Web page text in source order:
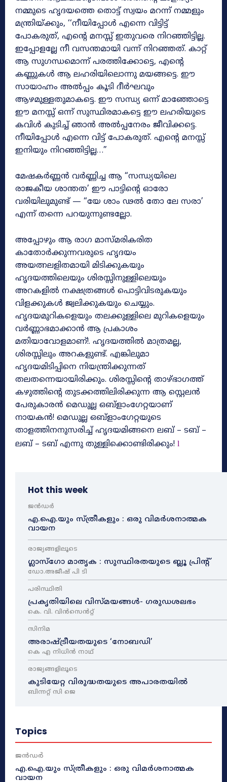
നമ്മുടെ ഹൃദയത്തെ തൊട്ട് സ്വയം മറന്ന് നമ്മളും
മന്ത്രിയ്ക്കും, ‘‘നീയിപ്പോൾ എന്നെ വിട്ടിട്ട്
പോകരുത്, എന്റെ മനസ്സ് ഇതുവരെ നിറഞ്ഞിട്ടില്ല.
ഇപ്പോളല്ലേ നീ വസന്തമായി വന്ന് നിറഞ്ഞത്. കാറ്റ്
ആ സുഗന്ധമൊന്ന് പരത്തിക്കോട്ടെ, എന്റെ
കണ്ണുകൾ ആ ലഹരിയിലൊന്നു മയങ്ങട്ടെ. ഈ
സായാഹ്നം അൽപ്പം കൂടി ദീർഘവും
ആഴമുള്ളതുമാകട്ടെ. ഈ സന്ധ്യ ഒന്ന് മാഞ്ഞോട്ടെ
ഈ മനസ്സ് ഒന്ന് സുസ്ഥിരമാകട്ടെ ഈ ലഹരിയുടെ
കവിൾ കുടിച്ച് ഞാൻ അൽപ്പനേരം ജീവിക്കട്ടെ.
നീയിപ്പോൾ എന്നെ വിട്ട് പോകരുത്. എന്റെ മനസ്സ്
ഇനിയും നിറഞ്ഞിട്ടില്ല…”
മേഷകർണ്ണൻ വർണ്ണിച്ച ആ “സന്ധ്യയിലെ
രാജകീയ ശാന്തത’ ഈ പാട്ടിന്റെ ഓരോ
വരിയിലുമുണ്ട് — “യേ ശാം ഢൽ തോ ലേ സരാ’
എന്ന് തന്നെ പറയുന്നുണ്ടല്ലോ.
അപ്പോഴും ആ രാഗ മാസ്മരികരിത
കാതോർക്കുന്നവരുടെ ഹൃദയം
അയത്നലളിതമായി മിടിക്കുകയും
ഹൃദയത്തിലെയും ശിരസ്സിനുള്ളിലെയും
അറകളിൽ നക്ഷത്രങ്ങൾ പൊട്ടിവിടരുകയും
വിളക്കുകൾ ജ്വലിക്കുകയും ചെയ്യും.
ഹൃദയമുറികളെയും തലക്കുള്ളിലെ മുറികളെയും
വർണ്ണാഭമാക്കാൻ ആ പ്രകാശം
മതിയാവോളമാണ്!. ഹൃദയത്തിൽ മാത്രമല്ല,
ശിരസ്സിലും അറകളുണ്ട്. എങ്കിലുമാ
ഹൃദയമിടിപ്പിനെ നിയന്ത്രിക്കുന്നത്
തലതന്നെയായിരിക്കും. ശിരസ്സിന്റെ താഴ്ഭാഗത്ത്
കഴുത്തിന്റെ തുടക്കത്തിലിരിക്കുന്ന ആ സ്റ്റെലൻ
പേരുകാരൻ മെഡുല്ല ഒബ്ളാംഗേറ്റയാണ്
നായകൻ! മെഡുല്ല ഒബ്ളാംഗേറ്റയുടെ
താളത്തിനനുസരിച്ച് ഹൃദയമിങ്ങനെ ലബ് – ടബ് –
ലബ് – ടബ് എന്നു തുള്ളിക്കൊണ്ടിരിക്കും! l
Hot this week
ജൻഡർ
എ.ഐ.യും സ്ത്രീകളും : ഒരു വിമർശനാത്മക
വായന
രാജ്യങ്ങളിലൂടെ
ഗ്ലാസ്ഗോ മാതൃക : സുസ്ഥിരതയുടെ ബ്ലൂ പ്രിന്റ്
ഡോ.അജീഷ് പി ടി
പരിസ്ഥിതി
പ്രകൃതിയിലെ വിസ്മയങ്ങൾ- ഗരുഡശലഭം
കെ. വി. വിൻസെൻറ്റ്
സിനിമ
അരാഷ്‌ട്രീയതയുടെ ‘നോബഡി’
കെ എ നിധിൻ നാഥ്‌
രാജ്യങ്ങളിലൂടെ
കുടിയേറ്റ വിരുദ്ധതയുടെ അപാരതയിൽ
ബിന്നറ്റ് സി ജെ
Topics
ജൻഡർ
എ.ഐ.യും സ്ത്രീകളും : ഒരു വിമർശനാത്മക
വായന